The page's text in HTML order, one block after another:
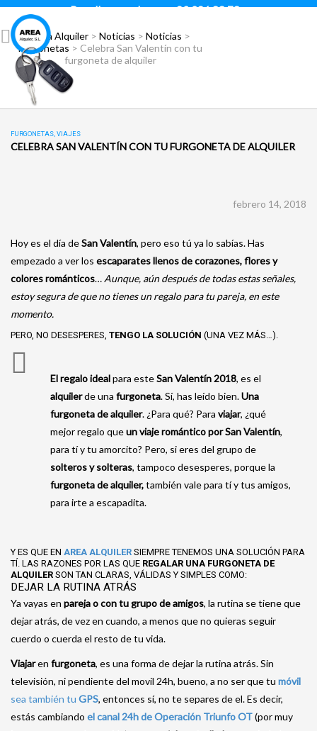
Para llamar pulsar: 93 296 88 78
Área Alquiler> Noticias > Noticias >
Furgonetas > Celebra San Valentín con tu
furgoneta de alquiler
FURGONETAS VIAJES
CELEBRA SAN VALENTÍN CON TU FURGONETA DE ALQUILER
febrero 14, 2018
Hoy es el día deSan Valentín, pero eso tú ya lo sabías. Has
empezado a ver los escaparates llenos de corazones, flores y
colores románticos… Aunque, aún después de todas estas señales,
estoy segura de que no tienes un regalo para tu pareja, en este
momento.
PERO, NO DESESPERES, TENGO LA SOLUCIÓN (UNA VEZ MÁS…).
El regalo idealpara esteSan Valentín 2018, es el
alquilerde una furgoneta. Sí, has leído bien.Una
furgoneta dealquiler. ¿Para qué? Para viajar, ¿qué
mejor regalo queun viaje romántico por San Valentín,
para tí y tu amorcito? Pero, si eres del grupo de
solteros y solteras, tampoco desesperes, porque la
furgoneta de alquiler,también vale para tí y tus amigos,
para irte a escapadita.
Y ES QUE EN AREA ALQUILER SIEMPRE TENEMOS UNA SOLUCIÓN PARA
TÍ. LAS RAZONES POR LAS QUE REGALAR UNA FURGONETA DE
ALQUILER SON TAN CLARAS, VÁLIDAS Y SIMPLES COMO:
DEJAR LA RUTINA ATRÁS
Ya vayas en pareja o con tu grupo deamigos, la rutina se tiene que
dejar atrás, de vez en cuando, a menos que no quieras seguir
cuerdo o cuerda el resto de tu vida.
Viajaren furgoneta, es una forma de dejar la rutina atrás. Sin
televisión, ni pendiente del movil 24h, bueno, a no ser que tu móvil
sea también tu GPS, entonces sí, no te separes de el. Es decir,
estás cambiando el canal 24h de Operación Triunfo OT(por muy